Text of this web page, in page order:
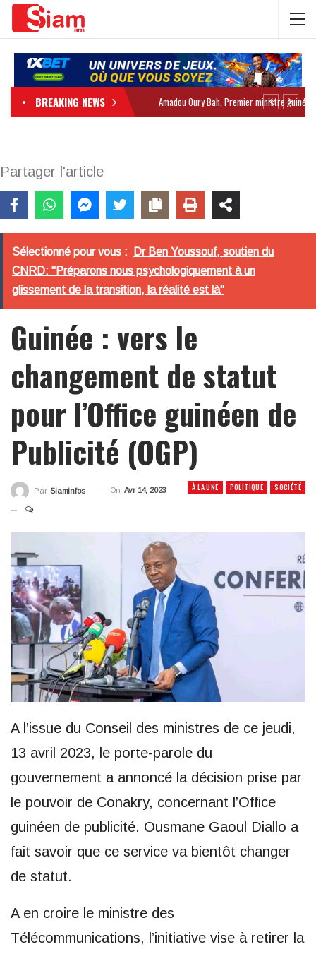
BREAKING NEWS
Partager l'article
Sélectionné pour vous :
Dr Ben Youssouf, soutien du
CNRD: "Préparons nous psychologiquement à un
glissement de la transition, la réalité est là"
Guinée : vers le
changement de statut
pour l’Office guinéen de
Publicité (OGP)
À LA UNE POLITIQUE SOCIÉTÉ
Par Siaminfos On Avr 14, 2023
A l’issue du Conseil des ministres de ce jeudi,
13 avril 2023, le porte-parole du
gouvernement a annoncé la décision prise par
le pouvoir de Conakry, concernant l’Office
guinéen de publicité. Ousmane Gaoul Diallo a
fait savoir que ce service va bientôt changer
de statut.
A en croire le ministre des
Télécommunications, l’initiative vise à retirer la